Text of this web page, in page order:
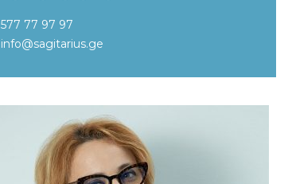
577 77 97 97
info@sagitarius.ge